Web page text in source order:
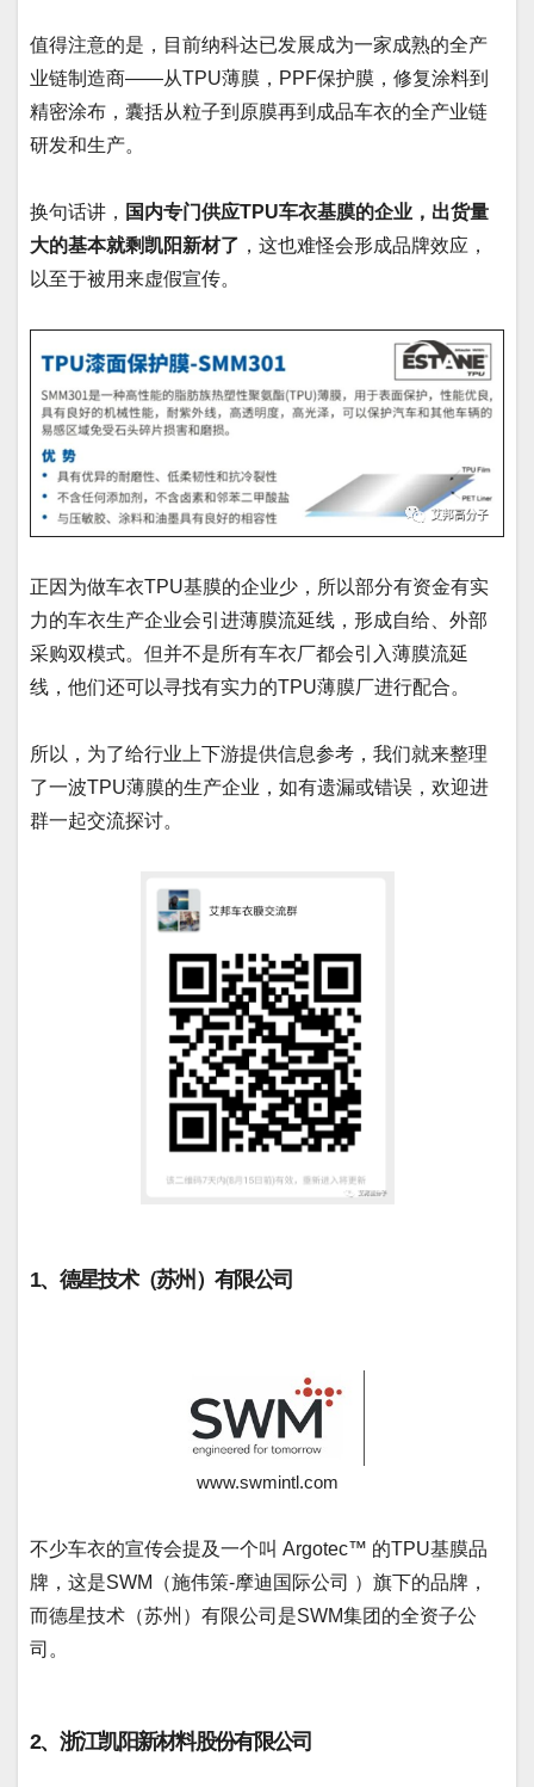
值得注意的是，目前纳科达已发展成为一家成熟的全产
业链制造商——从TPU薄膜，PPF保护膜，修复涂料到
精密涂布，囊括从粒子到原膜再到成品车衣的全产业链
研发和生产。
换句话讲， 国内专门供应TPU车衣基膜的企业，出货量
大的基本就剩凯阳新材了 ，这也难怪会形成品牌效应，
以至于被用来虚假宣传。
正因为做车衣TPU基膜的企业少，所以部分有资金有实
力的车衣生产企业会引进薄膜流延线，形成自给、外部
采购双模式。但并不是所有车衣厂都会引入薄膜流延
线，他们还可以寻找有实力的TPU薄膜厂进行配合。
所以，为了给行业上下游提供信息参考，我们就来整理
了一波TPU薄膜的生产企业，如有遗漏或错误，欢迎进
群一起交流探讨。
1、德星技术（苏州）有限公司
www.swmintl.com
不少车衣的宣传会提及一个叫 Argotec™ 的TPU基膜品
牌，这是SWM（施伟策-摩迪国际公司 ）旗下的品牌，
而德星技术（苏州）有限公司是SWM集团的全资子公
司。
2、浙江凯阳新材料股份有限公司